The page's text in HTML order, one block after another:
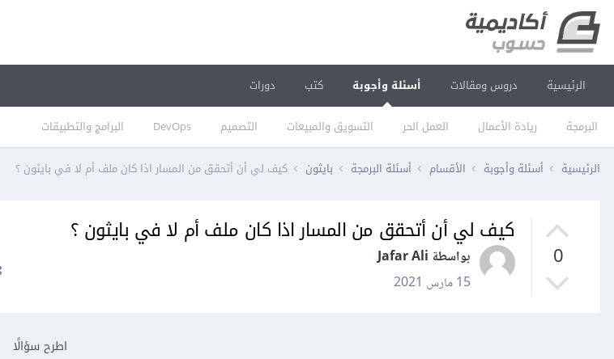
الرئيسية دروس ومقالات أسئلة وأجوبة
البرمجة ريادة الأعمال العمل الحر التسويق والمبيعات التصميم DevOps البرامج والتطبيقات
كتب دورات
الرئيسية أسئلة وأجوبة الأقسام أسئلة البرمجة بايثون كيف لي أن أتحقق من المسار اذا كان ملف أم لا في بايثون ؟
0
كيف لي أن أتحقق من المسار اذا كان ملف أم لا في بايثون ؟
بواسطة Jafar Ali
15 مارس 2021
اطرح سؤالًا